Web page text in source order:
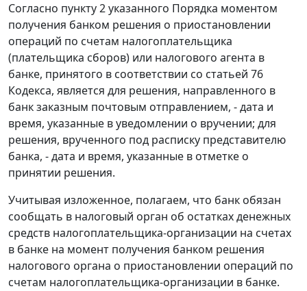
Согласно пункту 2 указанного Порядка моментом
получения банком решения о приостановлении
операций по счетам налогоплательщика
(плательщика сборов) или налогового агента в
банке, принятого в соответствии со статьей 76
Кодекса, является для решения, направленного в
банк заказным почтовым отправлением, - дата и
время, указанные в уведомлении о вручении; для
решения, врученного под расписку представителю
банка, - дата и время, указанные в отметке о
принятии решения.
Учитывая изложенное, полагаем, что банк обязан
сообщать в налоговый орган об остатках денежных
средств налогоплательщика-организации на счетах
в банке на момент получения банком решения
налогового органа о приостановлении операций по
счетам налогоплательщика-организации в банке.